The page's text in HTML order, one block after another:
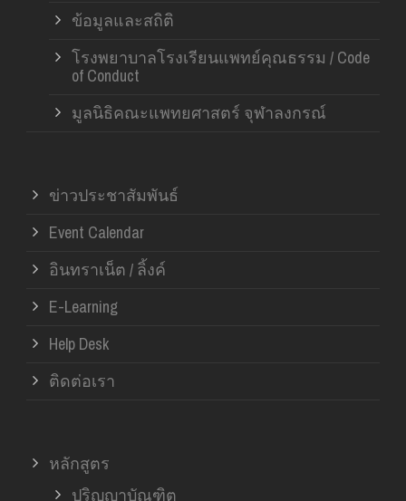
ข้อมูลและสถิติ
โรงพยาบาลโรงเรียนแพทย์คุณธรรม / Code
of Conduct
มูลนิธิคณะแพทยศาสตร์ จุฬาลงกรณ์
ข่าวประชาสัมพันธ์
Event Calendar
อินทราเน็ต / ลิ้งค์
E-Learning
Help Desk
ติดต่อเรา
หลักสูตร
ปริญญาบัณฑิต